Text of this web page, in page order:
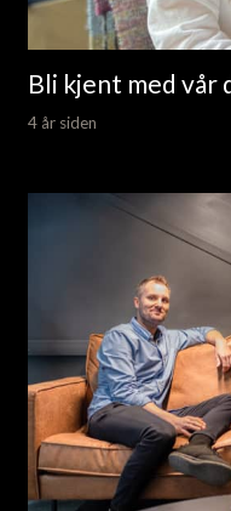
Bli kjent med vår
4 år siden